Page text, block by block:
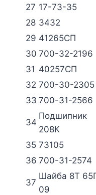
27 17-73-35
28 3432
29 41265СП
30 700-32-2196
31 40257СП
32 700-30-2305
33 700-31-2566
34
Подшипник
208К
35 73105
36 700-31-2574
37
Шайба 8Т
09